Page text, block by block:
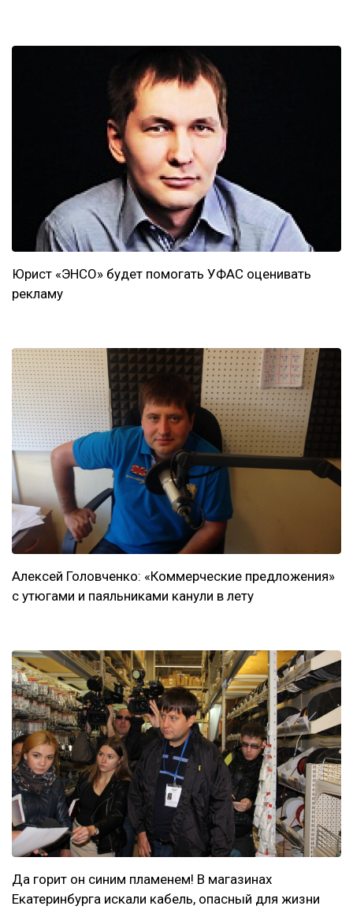
Юрист «ЭНСО» будет помогать УФАС оценивать
рекламу
Алексей Головченко: «Коммерческие предложения»
с утюгами и паяльниками канули в лету
Да горит он синим пламенем! В магазинах
Екатеринбурга искали кабель, опасный для жизни